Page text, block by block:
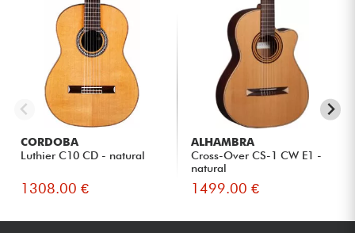
CORDOBA
Luthier C10 CD - natural
1308.00 €
ALHAMBRA
Cross-Over CS-1 CW E1 -
natural
1499.00 €